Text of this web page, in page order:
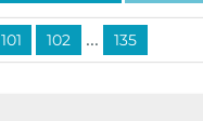
101 102 ... 135